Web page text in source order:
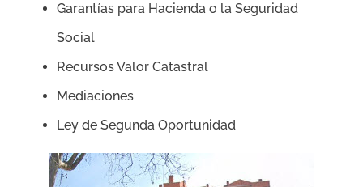
Garantías para Hacienda o la Seguridad
Social
Recursos Valor Catastral
Mediaciones
Ley de Segunda Oportunidad